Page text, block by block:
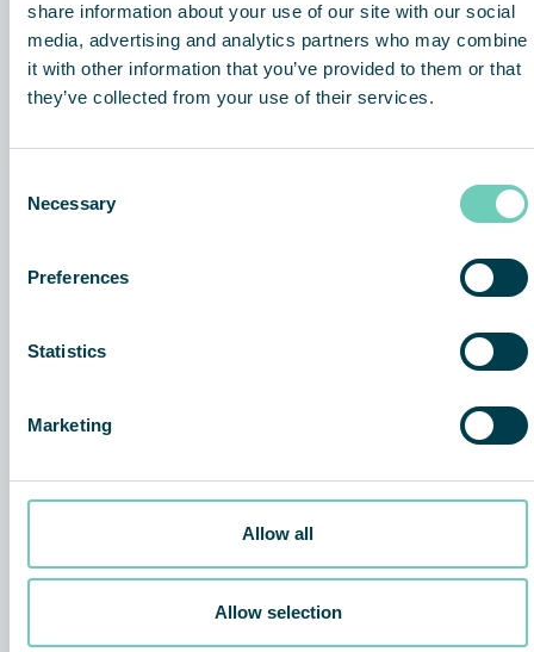
share information about your use of our site with our social
media, advertising and analytics partners who may combine
it with other information that you’ve provided to them or that
they’ve collected from your use of their services.
Selection
Necessary
Preferences
Statistics
Marketing
Allow all
Allow selection
Arbeitsumgebung bei Damaskus